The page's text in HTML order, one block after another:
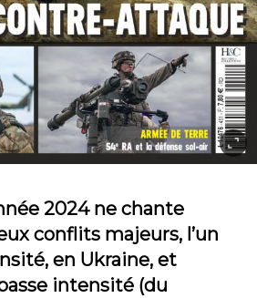
2024 ne chante
conflits majeurs, l’un
en Ukraine, et
intensité (du